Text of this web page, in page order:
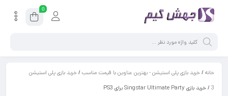
0
خانه /خرید بازی پلی استیشن - بهترین عناوین با قیمت مناسب /خرید بازی پلی استیشن
3 / خرید بازی Singstar Ultimate Party برای PS3